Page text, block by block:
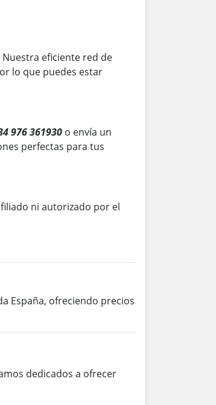
eficiente red de
lo que puedes estar
976 361930 o envía un
perfectas para tus
ni autorizado por el
España, ofreciendo precios
dedicados a ofrecer